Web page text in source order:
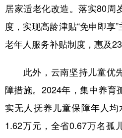
居家适老化改造。落实80周
度，实现高龄津贴“免申即享
老年人服务补贴制度，惠及23
此外，云南坚持儿童优
障措施。2024年，集中养育
实无人抚养儿童保障年人均
1.62万元，全省0.67万名孤